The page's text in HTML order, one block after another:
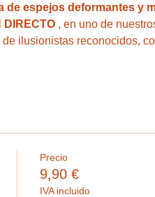
de espejos deformantes y
DIRECTO , en uno de
de ilusionistas reconocidos,
Precio
9,90 €
IVA incluido